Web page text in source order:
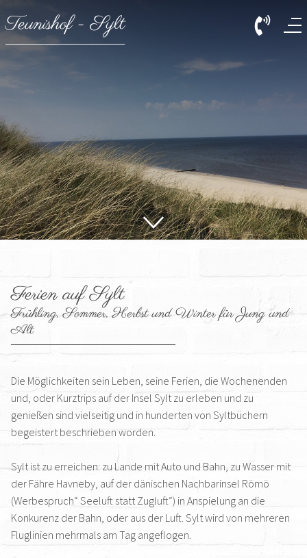
Teunishof - Sylt
Ferien auf Sylt
Frühling, Sommer, Herbst und Winter für Jung und
Alt
Die Möglichkeiten sein Leben, seine Ferien, die Wochenenden
und, oder Kurztrips auf der Insel Sylt zu erleben und zu
genießen sind vielseitig und in hunderten von Syltbüchern
begeistert beschrieben worden.
Sylt ist zu erreichen: zu Lande mit Auto und Bahn, zu Wasser mit
der Fähre Havneby, auf der dänischen Nachbarinsel Römö
(Werbespruch“ Seeluft statt Zugluft“) in Anspielung an die
Konkurenz der Bahn, oder aus der Luft. Sylt wird von mehreren
Fluglinien mehrmals am Tag angeflogen.